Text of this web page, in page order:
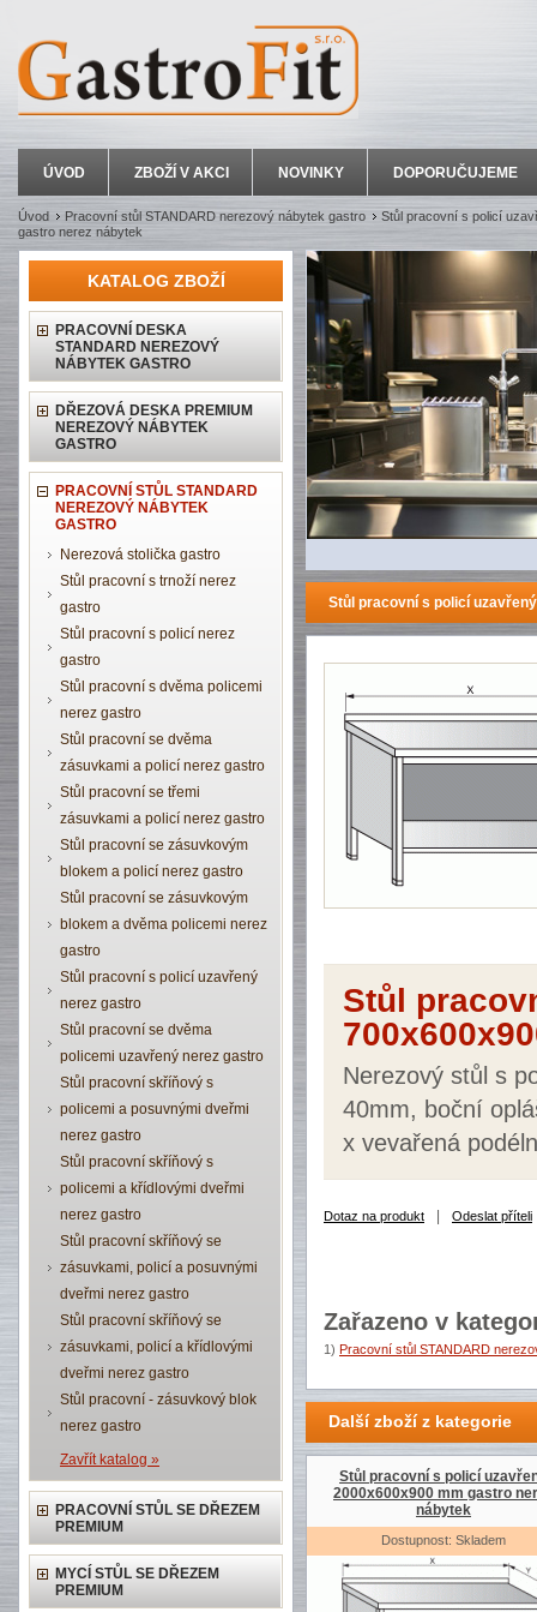
ÚVOD ZBOŽÍ V AKCI NOVINKY DOPORUČUJEME
Úvod Pracovní stůl STANDARD nerezový nábytek gastro
Stůl pracovní s policí
gastro nerez nábytek
KATALOG ZBOŽÍ
PRACOVNÍ DESKA
STANDARD NEREZOVÝ
NÁBYTEK GASTRO
DŘEZOVÁ DESKA PREMIUM
NEREZOVÝ NÁBYTEK
GASTRO
PRACOVNÍ STŮL STANDARD
NEREZOVÝ NÁBYTEK
GASTRO
Nerezová stolička gastro
Stůl pracovní s trnoží nerez
gastro
Stůl pracovní s policí nerez
gastro
Stůl pracovní s dvěma policemi
nerez gastro
Stůl pracovní se dvěma
zásuvkami a policí nerez gastro
Stůl pracovní se třemi
zásuvkami a policí nerez gastro
Stůl pracovní se zásuvkovým
blokem a policí nerez gastro
Stůl pracovní se zásuvkovým
blokem a dvěma policemi nerez
gastro
Stůl pracovní s policí uzavřený
nerez gastro
Stůl pracovní se dvěma
policemi uzavřený nerez gastro
Stůl pracovní skříňový s
policemi a posuvnými dveřmi
nerez gastro
Stůl pracovní skříňový s
policemi a křídlovými dveřmi
nerez gastro
Stůl pracovní skříňový se
zásuvkami, policí a posuvnými
dveřmi nerez gastro
Stůl pracovní skříňový se
zásuvkami, policí a křídlovými
dveřmi nerez gastro
Stůl pracovní - zásuvkový blok
nerez gastro
Zavřít katalog »
PRACOVNÍ STŮL SE DŘEZEM
PREMIUM
MYCÍ STŮL SE DŘEZEM
PREMIUM
Stůl pracovní s policí
Stůl
Nerezový stůl s
40mm, boční
x vevařená
Dotaz na produkt Odeslat příteli
Zařazeno v
1) Pracovní stůl STANDARD
Další zboží z kategorie
Stůl pracovní s policí
2000x600x900 mm gastro
nábytek
Dostupnost: Skladem